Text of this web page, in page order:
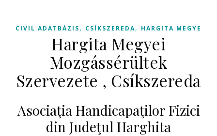
CIVIL ADATBÁZIS, CSÍKSZEREDA, HARGITA MEGYE
Hargita Megyei
Mozgássérültek
Szervezete , Csíkszereda
Asociaţia Handicapaţilor Fizici
din Judeţul Harghita